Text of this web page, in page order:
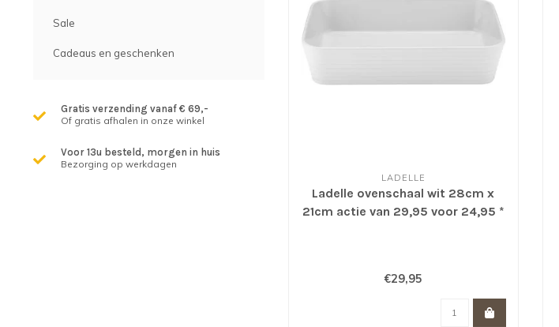
Sale
Cadeaus en geschenken
Gratis verzending vanaf € 69,-
Of gratis afhalen in onze winkel
Voor 13u besteld, morgen in huis
Bezorging op werkdagen
LADELLE
Ladelle ovenschaal wit 28cm x
21cm actie van 29,95 voor 24,95 *
€29,95